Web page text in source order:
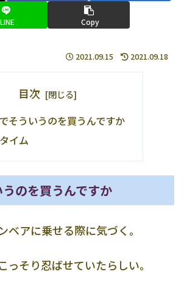
LINE Copy
2021.09.15 2021.09.18
目次
そういうのを買うんですか
イム
のを買うんですか
ベアに乗せる際に気づく。
っそり忍ばせていたらしい。